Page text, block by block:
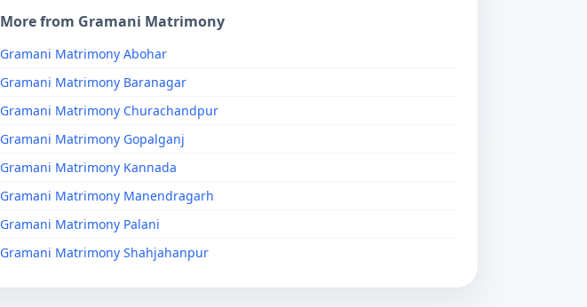
More from Gramani Matrimony
Gramani Matrimony Abohar
Gramani Matrimony Baranagar
Gramani Matrimony Churachandpur
Gramani Matrimony Gopalganj
Gramani Matrimony Kannada
Gramani Matrimony Manendragarh
Gramani Matrimony Palani
Gramani Matrimony Shahjahanpur